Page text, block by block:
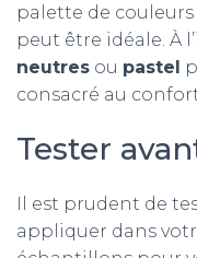
palette de
peut être idéale. À
neutres ou pastel
consacré au
Tester
Il est prudent de
appliquer dans